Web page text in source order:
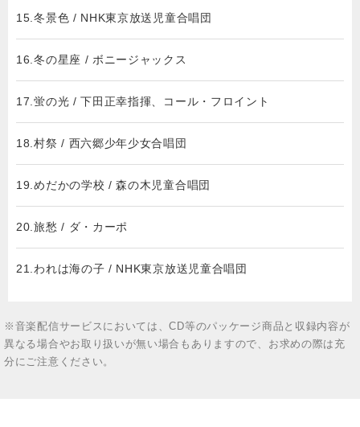
15.冬景色 / NHK東京放送児童合唱団
16.冬の星座 / ボニージャックス
17.蛍の光 / 下田正幸指揮、コール・フロイント
18.村祭 / 西六郷少年少女合唱団
19.めだかの学校 / 森の木児童合唱団
20.旅愁 / ダ・カーポ
21.われは海の子 / NHK東京放送児童合唱団
※音楽配信サービスにおいては、CD等のパッケージ商品と収録内容が
異なる場合やお取り扱いが無い場合もありますので、お求めの際は充
分にご注意ください。